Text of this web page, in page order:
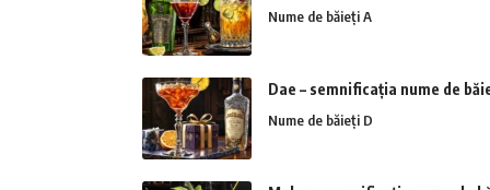
Nume de băieți A
Dae – semnificația nume de
Nume de băieți D